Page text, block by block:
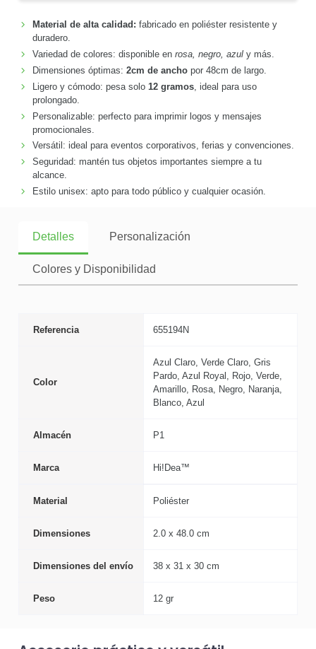
Material de alta calidad: fabricado en poliéster resistente y
duradero.
Variedad de colores: disponible en rosa, negro, azuly más.
Dimensiones óptimas: 2cm de anchopor 48cm de largo.
Ligero y cómodo: pesa solo 12 gramos, ideal para uso
prolongado.
Personalizable: perfecto para imprimir logos y mensajes
promocionales.
Versátil: ideal para eventos corporativos, ferias y convenciones.
Seguridad: mantén tus objetos importantes siempre a tu
alcance.
Estilo unisex: apto para todo público y cualquier ocasión.
Detalles Personalización
Colores y Disponibilidad
Referencia 655194N
Color
Azul Claro, Verde Claro, Gris
Pardo, Azul Royal, Rojo, Verde,
Amarillo, Rosa, Negro, Naranja,
Blanco, Azul
Almacén P1
Marca Hi!Dea™
Material Poliéster
Dimensiones 2.0 x 48.0 cm
Dimensiones del envío 38 x 31 x 30 cm
Peso 12 gr